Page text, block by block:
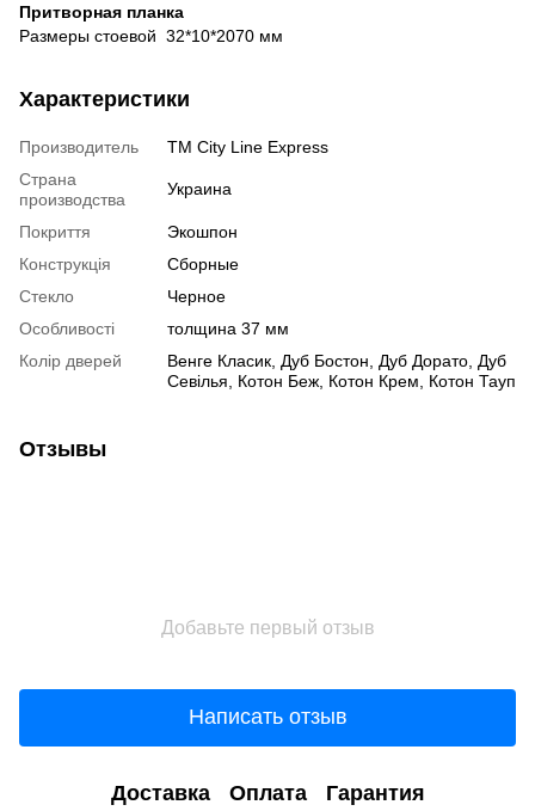
Притворная планка
Размеры стоевой 32*10*2070 мм
Характеристики
Производитель
ТМ City Line Express
Страна
производства
Украина
Покриття
Экошпон
Конструкція
Сборные
Стекло
Черное
Особливості
толщина 37 мм
Колір дверей
Венге Класик, Дуб Бостон, Дуб Дорато, Дуб
Севілья, Котон Беж, Котон Крем, Котон Тауп
Отзывы
Добавьте первый отзыв
Написать отзыв
Доставка Оплата Гарантия